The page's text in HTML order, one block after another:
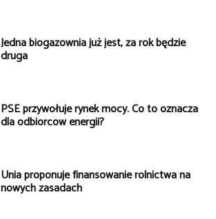
Jedna biogazownia już jest, za rok będzie
druga
PSE przywołuje rynek mocy. Co to oznacza
dla odbiorców energii?
Unia proponuje finansowanie rolnictwa na
nowych zasadach